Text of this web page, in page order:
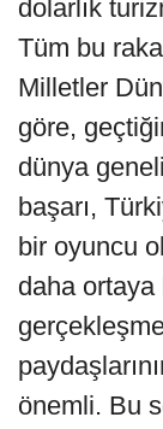
dolarlık
Tüm bu
Milletler
göre,
dünya
başarı,
bir oyuncu
daha
önemli. Bu